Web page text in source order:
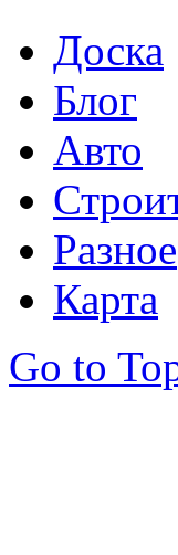
Доска
Блог
Авто
Разное
Карта
Go to